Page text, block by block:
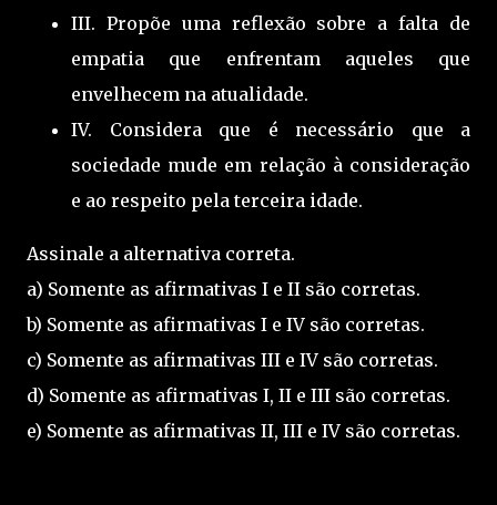
III. Propõe uma reflexão sobre a falta de
empatia que enfrentam aqueles que
envelhecem na atualidade.
IV. Considera que é necessário que a
sociedade mude em relação à consideração
e ao respeito pela terceira idade.
Assinale a alternativa correta.
a) Somente as afirmativas I e II são corretas.
b) Somente as afirmativas I e IV são corretas.
c) Somente as afirmativas III e IV são corretas.
d) Somente as afirmativas I, II e III são corretas.
e) Somente as afirmativas II, III e IV são corretas.